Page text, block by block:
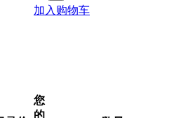
加入购物车
您
的